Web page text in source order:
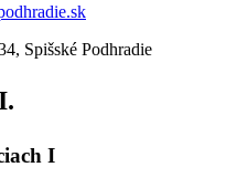
Spišské Podhradie
I